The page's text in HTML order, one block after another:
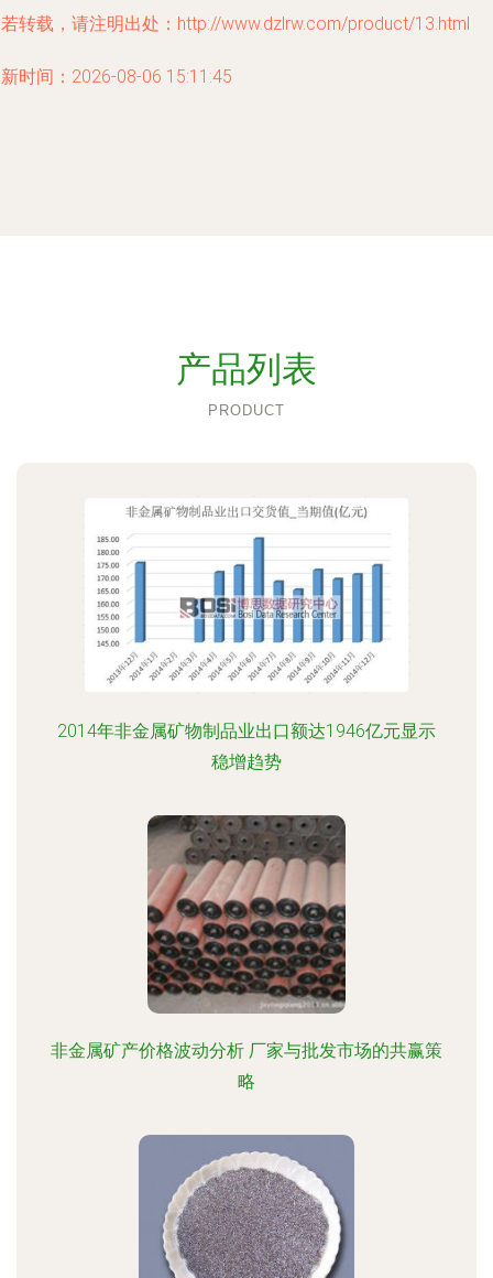
转载，请注明出处：http://www.dzlrw.com/product/13.html
时间：2026-08-06 15:11:45
产品列表
PRODUCT
2014年非金属矿物制品业出口额达1946亿元显示
稳增趋势
非金属矿产价格波动分析 厂家与批发市场的共赢策
略